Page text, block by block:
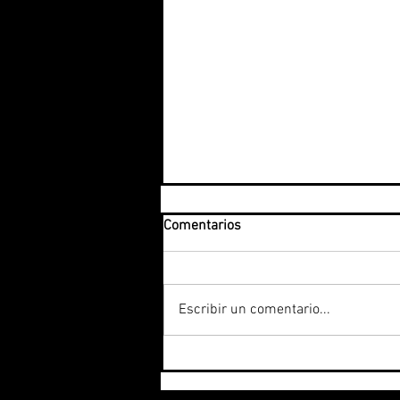
IA (Inteligencia Artificial)
Comentarios
Escribir un comentario...